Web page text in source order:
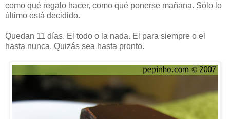
como qué regalo hacer, como qué ponerse mañana. Sólo lo
último está decidido.
Quedan 11 días. El todo o la nada. El para siempre o el
hasta nunca. Quizás sea hasta pronto.